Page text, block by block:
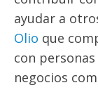
ayudar a
Olio que
con
negocios